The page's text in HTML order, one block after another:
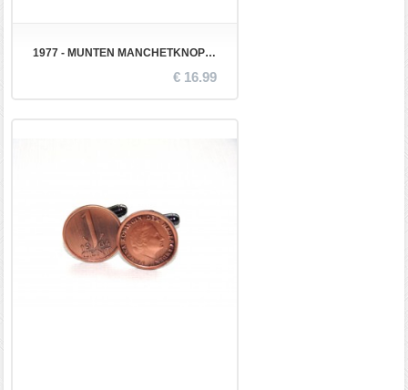
1977 - MUNTEN MANCHETKNOPEN
€ 16.99